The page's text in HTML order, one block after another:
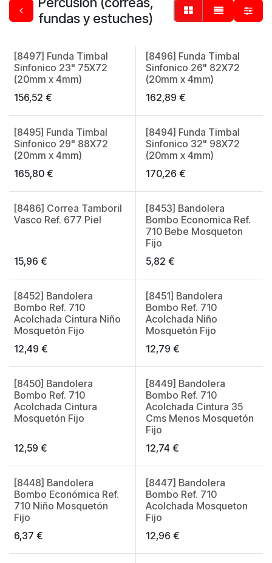
fundas y estuches)
Made in Spain
[8497] Funda Timbal
Sinfonico 23" 75X72
(20mm x 4mm)
156,52 € Made in Spain
[8496] Funda Timbal
Sinfonico 26" 82X72
(20mm x 4mm)
162,89 €
Made in Spain
[8495] Funda Timbal
Sinfonico 29" 88X72
(20mm x 4mm)
165,80 € Made in Spain
[8494] Funda Timbal
Sinfonico 32" 98X72
(20mm x 4mm)
170,26 €
Made in Spain
[8486] Correa Tamboril
Vasco Ref. 677 Piel
15,96 €
Made in Spain
[8453] Bandolera
Bombo Economica Ref.
710 Bebe Mosqueton
Fijo
5,82 €
Made in Spain
[8452] Bandolera
Bombo Ref. 710
Acolchada Cintura Niño
Mosquetón Fijo
12,49 €
Made in Spain
[8451] Bandolera
Bombo Ref. 710
Acolchada Niño
Mosquetón Fijo
12,79 €
Made in Spain
[8450] Bandolera
Bombo Ref. 710
Acolchada Cintura
Mosquetón Fijo
12,59 €
Made in Spain
[8449] Bandolera
Bombo Ref. 710
Acolchada Cintura 35
Cms Menos Mosquetón
Fijo
12,74 €
Made in Spain
[8448] Bandolera
Bombo Económica Ref.
710 Niño Mosquetón
Fijo
6,37 €
Made in Spain
[8447] Bandolera
Bombo Ref. 710
Acolchada Mosqueton
Fijo
12,96 €